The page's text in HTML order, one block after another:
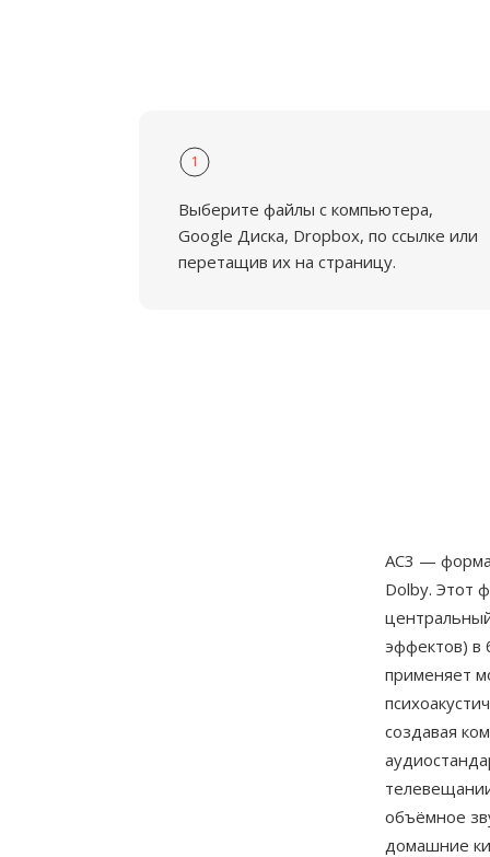
1
Выберите файлы с компьютера,
Google Диска, Dropbox, по ссылке или
перетащив их на страницу.
AC3 —
Dolby. Этот
эффектов) в
применяет
создавая
объёмное
домашние